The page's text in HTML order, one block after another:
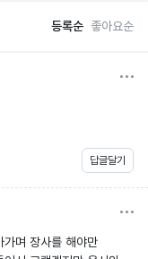
등록순 좋아요순
답글달기
가며 장사를 해야만